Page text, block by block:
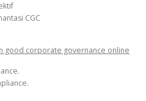
CGC
good corporate governance online